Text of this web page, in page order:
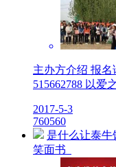
主办方介绍 报名
515662788 以爱
2017-5-3
760560
是什么让泰牛
笑面书